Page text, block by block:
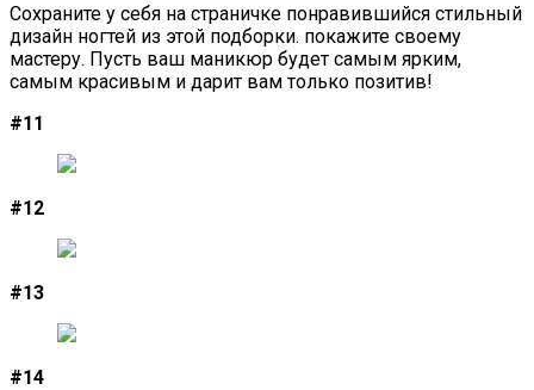
Сохраните у себя на страничке понравившийся стильный
дизайн ногтей из этой подборки. покажите своему
мастеру. Пусть ваш маникюр будет самым ярким,
самым красивым и дарит вам только позитив!
#11
#12
#13
#14